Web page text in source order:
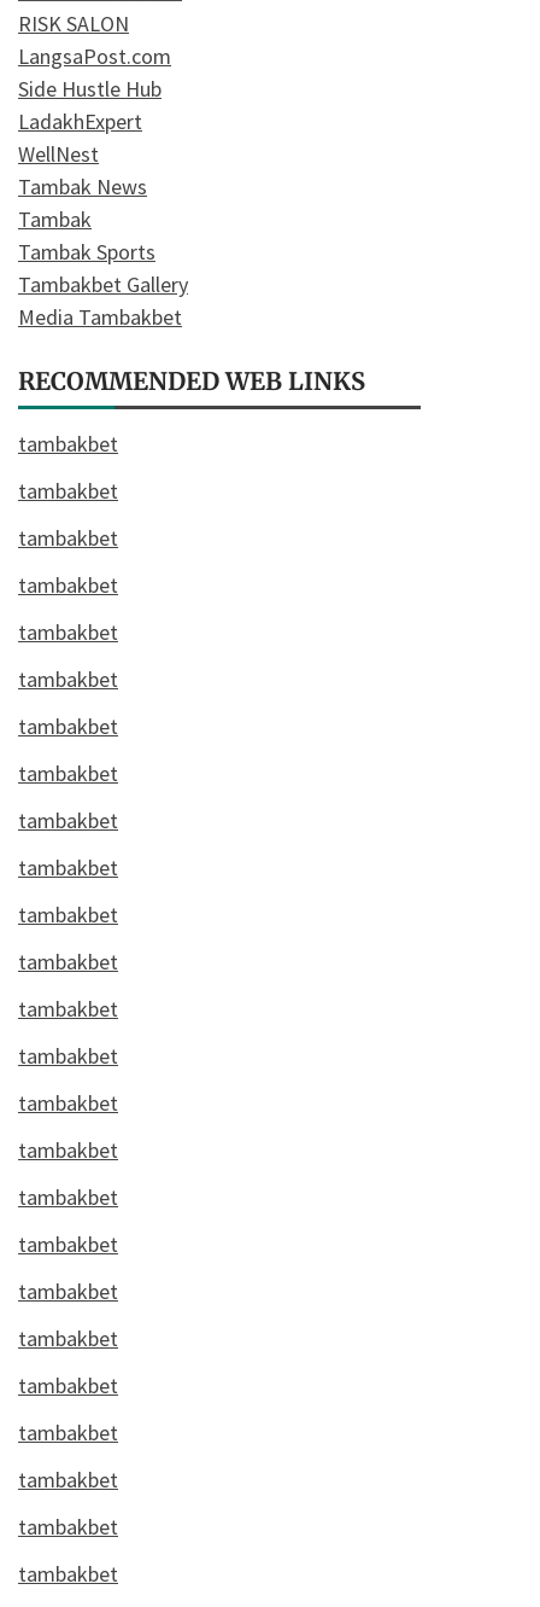
RISK SALON
LangsaPost.com
Side Hustle Hub
LadakhExpert
WellNest
Tambak News
Tambak
Tambak Sports
Tambakbet Gallery
Media Tambakbet
RECOMMENDED WEB LINKS
tambakbet
tambakbet
tambakbet
tambakbet
tambakbet
tambakbet
tambakbet
tambakbet
tambakbet
tambakbet
tambakbet
tambakbet
tambakbet
tambakbet
tambakbet
tambakbet
tambakbet
tambakbet
tambakbet
tambakbet
tambakbet
tambakbet
tambakbet
tambakbet
tambakbet